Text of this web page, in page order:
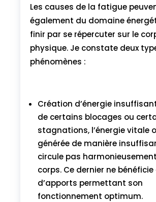
Les causes de la fatigue
également du domaine
finir par se répercuter sur le
physique. Je constate deux
phénomènes :
Création d’énergie
de certains blocages ou
stagnations, l’énergie vitale
générée de manière
circule pas
corps. Ce dernier ne
d’apports permettant son
fonctionnement optimum.